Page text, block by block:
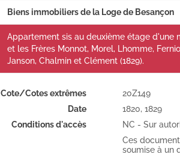
Biens immobiliers de la Loge de Besançon
Appartement sis au deuxième étage d'une
et les Frères Monnot, Morel, Lhomme,
Janson, Chalmin et Clément (1829).
Cote/Cotes extrêmes
20Z149
Date
1820, 1829
Conditions d'accès
NC - Sur
Ces
soumise à un